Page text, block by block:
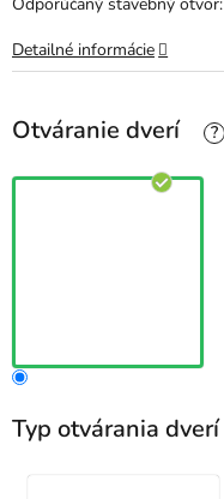
Otváranie dverí ?
Typ otvárania dverí
Odporúčaný stavebný otvor:
Detailné informácie